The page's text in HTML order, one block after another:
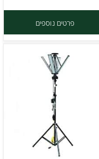
פרטים נוספים